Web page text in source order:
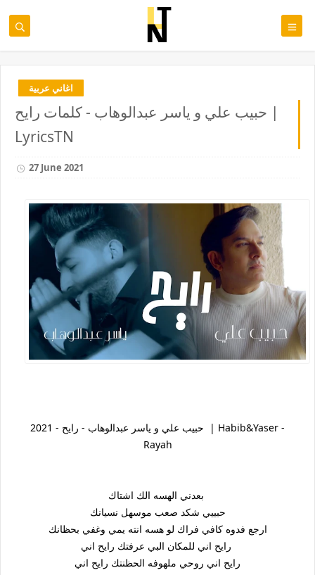
اغاني عربية
حبيب علي و ياسر عبدالوهاب - كلمات رايح |
LyricsTN
27 June 2021
حبيب علي و ياسر عبدالوهاب - رايح - 2021 | Habib&Yaser -
Rayah
حبييي شكد صعب موسهل نسيانك
ارجع فدوه كافي فراك لو هسه انته يمي وغفي بحظانك
رايح اني روحي ملهوفه الحظنتك رايح اني